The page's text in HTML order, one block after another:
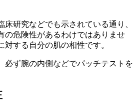
床研究などでも示されている通り、
の危険性があるわけではありませ
対する自分の肌の相性です。
必ず腕の内側などでパッチテストを